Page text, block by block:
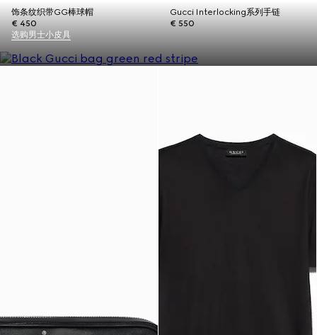
饰条纹织带GG棒球帽
€ 450
Gucci Interlocking系列手链
€ 550
选购男士小皮具